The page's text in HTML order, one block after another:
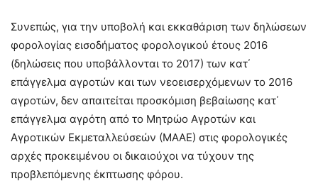
Συνεπώς, για την υποβολή και εκκαθάριση των δηλώσεων
φορολογίας εισοδήματος φορολογικού έτους 2016
(δηλώσεις που υποβάλλονται το 2017) των κατ΄
επάγγελμα αγροτών και των νεοεισερχόμενων το 2016
αγροτών, δεν απαιτείται προσκόμιση βεβαίωσης κατ΄
επάγγελμα αγρότη από το Μητρώο Αγροτών και
Αγροτικών Εκμεταλλεύσεών (ΜΑΑΕ) στις φορολογικές
αρχές προκειμένου οι δικαιούχοι να τύχουν της
προβλεπόμενης έκπτωσης φόρου.